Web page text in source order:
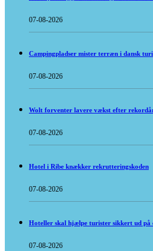
07-08-2026
Campingpladser mister terræn i dansk
07-08-2026
Wolt forventer lavere vækst efter
07-08-2026
Hotel i Ribe knækker rekrutteringskoden
07-08-2026
Hoteller skal hjælpe turister sikkert ud på
07-08-2026